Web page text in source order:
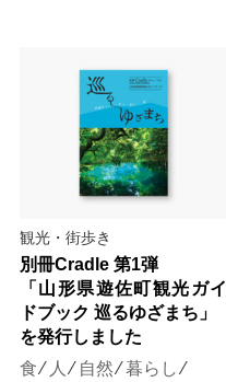
観光・街歩き
別冊Cradle 第1弾
「山形県遊佐町観光ガイ
ドブック 巡るゆざまち」
を発行しました
食⁄ 人 ⁄ 自然⁄暮らし⁄